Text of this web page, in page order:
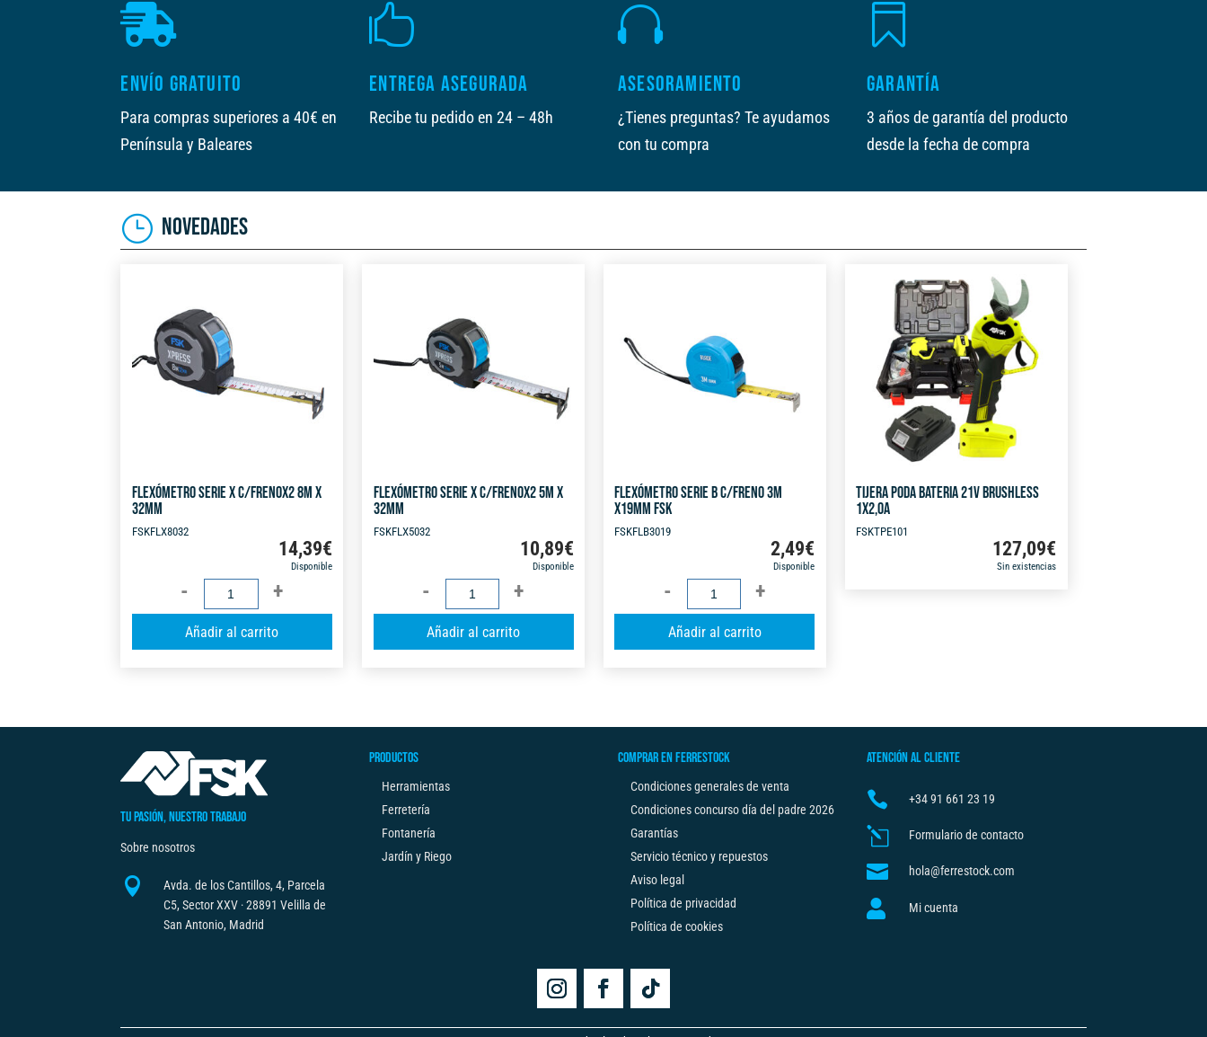

ENVÍO GRATUITO
Para compras superiores a 40€ en
Península y Baleares

ENTREGA ASEGURADA
Recibe tu pedido en 24 – 48h

ASESORAMIENTO
¿Tienes preguntas? Te ayudamos
con tu compra

GARANTÍA
3 años de garantía del producto
desde la fecha de compra
NOVEDADES
FLEXÓMETRO SERIE X C/FRENOX2 8M X
32MM
FSKFLX8032
14,39€
Disponible
FLEXÓMETRO
SERIE
C/FRENOX2
32MM
cantidad
Añadir al carrito
A
FLEXÓMETRO SERIE X C/FRENOX2 5M X
32MM
FSKFLX5032
10,89€
Disponible
FLEXÓMETRO
SERIE
C/FRENOX2
32MM
cantidad
Añadir al carrito
A
FLEXÓMETRO SERIE B C/FRENO 3M
X19MM FSK
FSKFLB3019
2,49€
Disponible
FLEXÓMETRO
SERIE
C/FRENO
FSK
cantidad
Añadir al carrito
i
TIJERA PODA BATERIA 21V BRUSHLESS
1X2,0A
FSKTPE101
127,09€
Sin existencias
TU PASIÓN, NUESTRO TRABAJO
Sobre nosotros

Avda. de los Cantillos, 4, Parcela
C5, Sector XXV · 28891 Velilla de
San Antonio, Madrid
PRODUCTOS
Herramientas
Ferretería
Fontanería
Jardín y Riego
COMPRAR EN FERRESTOCK
Condiciones generales de venta
Condiciones concurso día del padre 2026
Garantías
Servicio técnico y repuestos
Aviso legal
Política de privacidad
Política de cookies
ATENCIÓN AL CLIENTE
 +3491 661 23 19
l Formulario de contacto
 hola@ferrestock.com
 Mi cuenta